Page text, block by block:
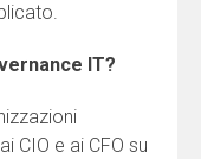
IT?
CIO e ai CFO su